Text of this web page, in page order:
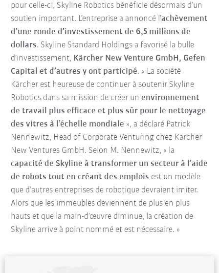
pour celle-ci, Skyline Robotics bénéficie désormais d’un
soutien important. L’entreprise a annoncé l’achèvement
d’une ronde d’investissement de 6,5 millions de
dollars. Skyline Standard Holdings a favorisé la bulle
d’investissement, Kärcher New Venture GmbH, Gefen
Capital et d’autres y ont participé. « La société
Kärcher est heureuse de continuer à soutenir Skyline
Robotics dans sa mission de créer unenvironnement
de travail plus efficace et plus sûr pour le nettoyage
des vitres à l’échelle mondiale », a déclaré Patrick
Nennewitz, Head of Corporate Venturing chez Kärcher
New Ventures GmbH. Selon M. Nennewitz, « la
capacité de Skyline à transformer un secteur à l’aide
de robots tout en créant des emplois est un modèle
que d’autres entreprises de robotique devraient imiter.
Alors que les immeubles deviennent de plus en plus
hauts et que la main-d’œuvre diminue, la création de
Skyline arrive à point nommé et est nécessaire. »